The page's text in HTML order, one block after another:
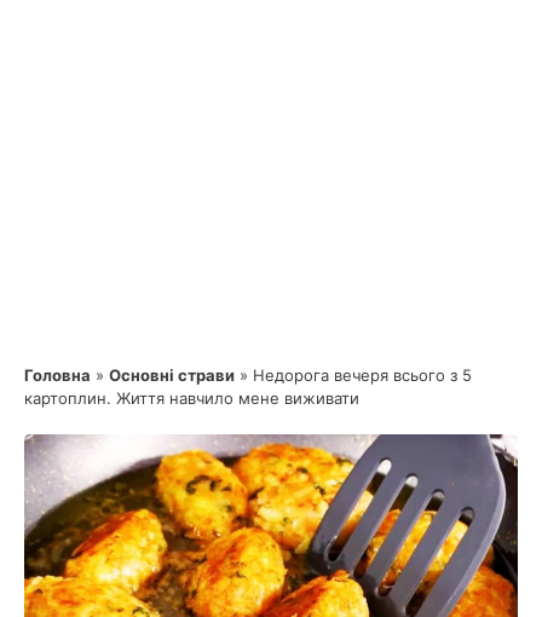
Головна » Основні страви » Недорога вечеря всього з 5
картоплин. Життя навчило мене виживати